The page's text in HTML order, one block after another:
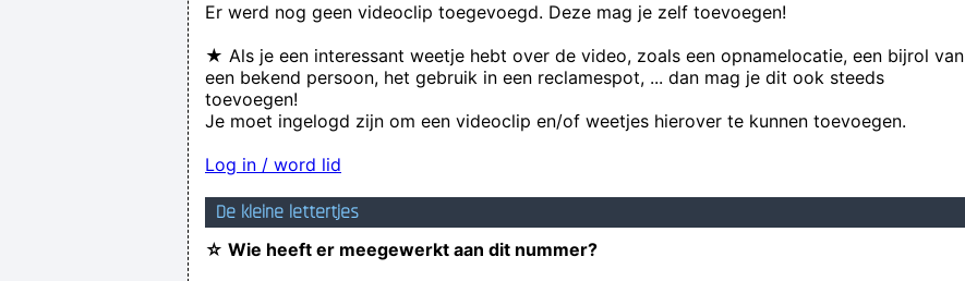
Er werd nog geen videoclip toegevoegd. Deze mag je zelf toevoegen!
★ Als je een interessant weetje hebt over de video, zoals een opnamelocatie, een bijrol van
een bekend persoon, het gebruik in een reclamespot, ... dan mag je dit ook steeds
toevoegen!
Je moet ingelogd zijn om een videoclip en/of weetjes hierover te kunnen toevoegen.
Log in / word lid
De kleine lettertjes
☆ Wie heeft er meegewerkt aan dit nummer?